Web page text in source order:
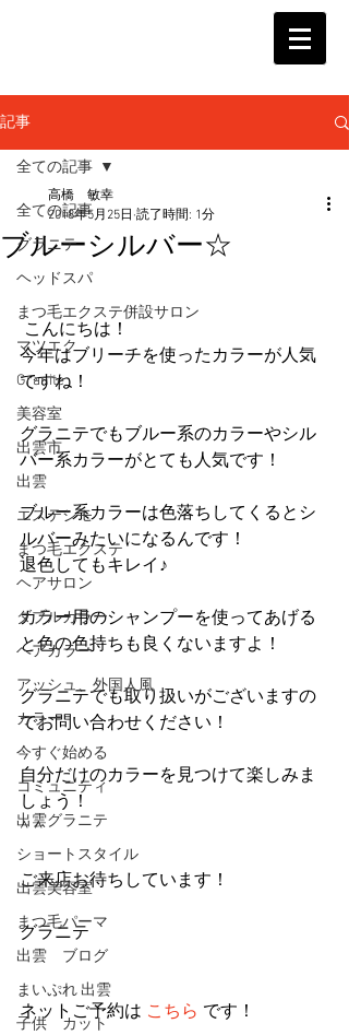
記事
全ての記事
グラニテ
ヘッドスパ
まつ毛エクステ併設サロン
マツエク
Granite
美容室
出雲市
出雲
エステシモ
まつ毛エクステ
ヘアサロン
ダブルカラー
ヘアカラー
アッシュ、外国人風
カラー
今すぐ始める
コミュニティ
出雲グラニテ
ショートスタイル
出雲美容室
まつ毛パーマ
出雲 ブログ
まいぷれ 出雲
子供 カット
全ての記事
ブルーシルバー☆
高橋 敏幸
2018年5月25日 読了時間: 1分
こんにちは！
今年はブリーチを使ったカラーが人気
ですね！
グラニテでもブルー系のカラーやシル
バー系カラーがとても人気です！
ブルー系カラーは色落ちしてくるとシ
ルバーみたいになるんです！
退色してもキレイ♪
カラー用のシャンプーを使ってあげる
と色の色持ちも良くないますよ！
グラニテでも取り扱いがございますの
でお問い合わせください！
自分だけのカラーを見つけて楽しみま
しょう！
^ ^
ご来店お待ちしています！
グラニテ
ネットご予約は こちら です！